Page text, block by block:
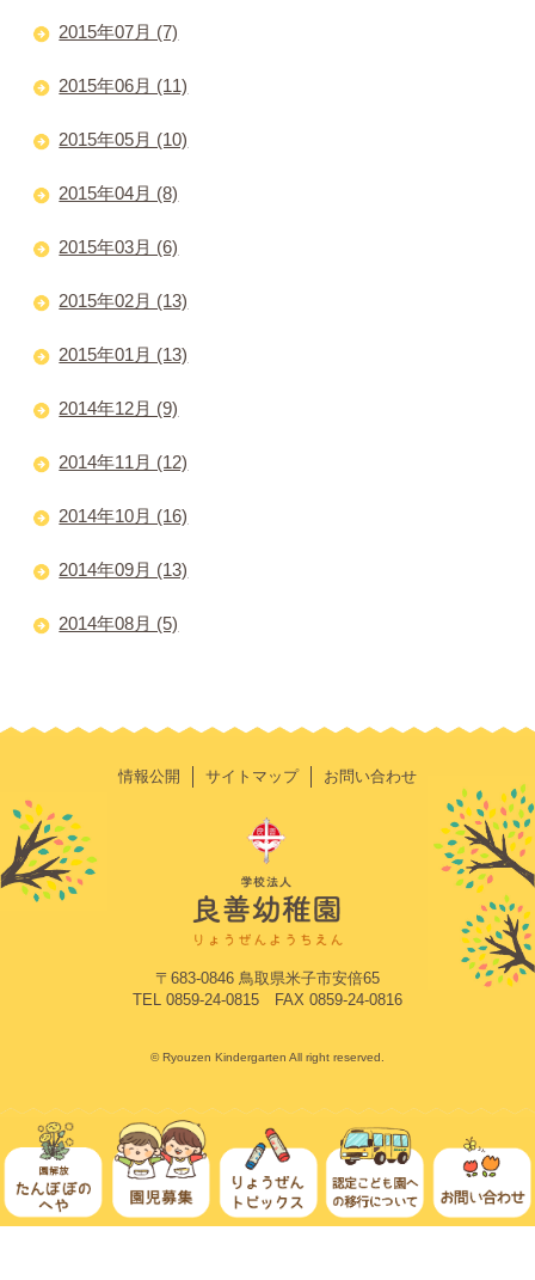
2015年07月 (7)
2015年06月 (11)
2015年05月 (10)
2015年04月 (8)
2015年03月 (6)
2015年02月 (13)
2015年01月 (13)
2014年12月 (9)
2014年11月 (12)
2014年10月 (16)
2014年09月 (13)
2014年08月 (5)
情報公開 サイトマップ お問い合わせ
〒683-0846 鳥取県米子市安倍65
TEL 0859-24-0815 FAX 0859-24-0816
© Ryouzen Kindergarten All right reserved.